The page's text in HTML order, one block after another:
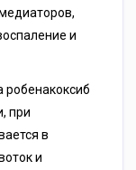
и
робенакоксиб
при
в
и